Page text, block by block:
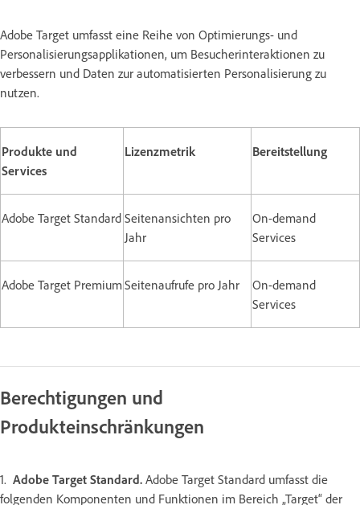
Adobe Target umfasst eine Reihe von Optimierungs- und
Personalisierungsapplikationen, um Besucherinteraktionen zu
verbessern und Daten zur automatisierten Personalisierung zu
nutzen.
Produkte und
Services
Lizenzmetrik Bereitstellung
Adobe Target Standard Seitenansichten pro
Jahr
On-demand
Services
Adobe Target PremiumSeitenaufrufe pro Jahr
On-demand
Services
Berechtigungen und
Produkteinschränkungen
1. Adobe Target Standard. Adobe Target Standard umfasst die
folgenden Komponenten und Funktionen im Bereich „Target“ der